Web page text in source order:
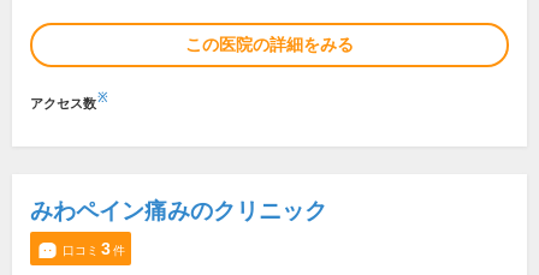
この医院の詳細をみる
アクセス数※
みわペイン痛みのクリニック
口コミ 3件